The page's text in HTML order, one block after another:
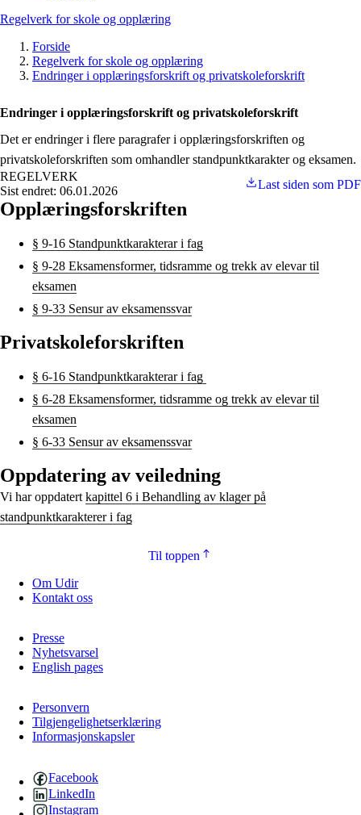
Regelverk for skole og opplæring
Forside
Regelverk for skole og opplæring
Endringer i opplæringsforskrift og privatskoleforskrift
Endringer i opplæringsforskrift og privatskoleforskrift
Det er endringer i flere paragrafer i opplæringsforskriften og
privatskoleforskriften som omhandler standpunktkarakter og eksamen.
REGELVERK
Sist endret: 06.01.2026
Last siden som PDF
Opplæringsforskriften
§ 9-16 Standpunktkarakterar i fag
§ 9-28 Eksamensformer, tidsramme og trekk av elevar til
eksamen
§ 9-33 Sensur av eksamenssvar
Privatskoleforskriften
§ 6-16 Standpunktkarakterar i fag
§ 6-28 Eksamensformer, tidsramme og trekk av elevar til
eksamen
§ 6-33 Sensur av eksamenssvar
Oppdatering av veiledning
Vi har oppdatertkapittel 6 i Behandling av klager på
standpunktkarakterer i fag
Til toppen
Om Udir
Kontakt oss
Presse
Nyhetsvarsel
English pages
Personvern
Tilgjengelighetserklæring
Informasjonskapsler
Facebook
LinkedIn
Instagram